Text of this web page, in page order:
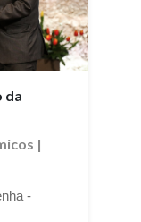
da
|
-